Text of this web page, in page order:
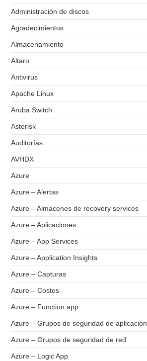
Administración de discos
Agradecimientos
Almacenamiento
Altaro
Antivirus
Apache Linux
Aruba Switch
Asterisk
Auditorías
AVHDX
Azure
Azure – Alertas
Azure – Almacenes de recovery services
Azure – Aplicaciones
Azure – App Services
Azure – Application Insights
Azure – Capturas
Azure – Costos
Azure – Function app
Azure – Grupos de seguridad de aplicación
Azure – Grupos de seguridad de red
Azure – Logic App